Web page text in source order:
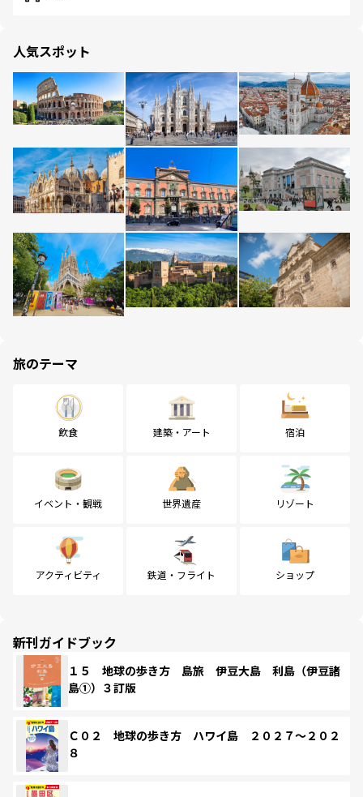
人気スポット
旅のテーマ
飲食 建築・アート 宿泊
イベント・観戦 世界遺産 リゾート
アクティビティ 鉄道・フライト ショップ
新刊ガイドブック
１５ 地球の歩き方 島旅 伊豆大島 利島（伊豆諸
島①）３訂版
Ｃ０２ 地球の歩き方 ハワイ島 ２０２７～２０２
８